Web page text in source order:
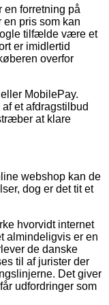
en forretning på
en pris som kan
tilfælde være et
er imidlertid
overfor
MobilePay.
et afdragstilbud
at klare
webshop kan de
dog er det tit et
hvorvidt internet
almindeligvis er en
de danske
til af jurister der
Det giver
udfordringer som